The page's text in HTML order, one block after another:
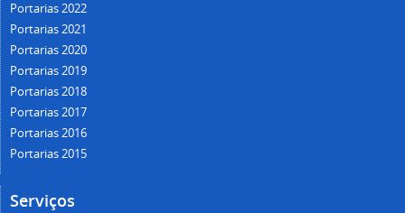
Portarias 2022
Portarias 2021
Portarias 2020
Portarias 2019
Portarias 2018
Portarias 2017
Portarias 2016
Portarias 2015
Serviços